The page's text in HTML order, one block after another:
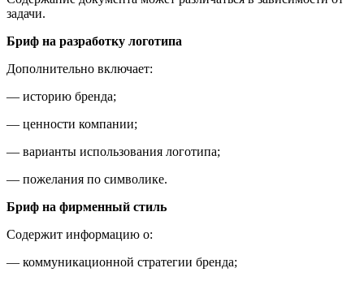
задачи.
Бриф на разработку логотипа
Дополнительно включает:
— историю бренда;
— ценности компании;
— варианты использования логотипа;
— пожелания по символике.
Бриф на фирменный стиль
Содержит информацию о:
— коммуникационной стратегии бренда;